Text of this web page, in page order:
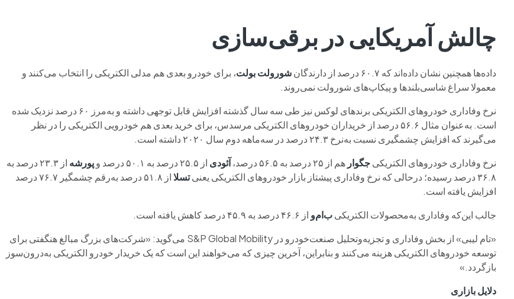
چالش آمریکایی در برقی‌سازی
داده‌ها همچنین نشان داده‌اند که ۶۰.۷ درصد از دارندگان شورولت بولت، برای خودرو بعدی هم مدلی الکتریکی را انتخاب می‌کنند و
معمولا سراغ شاسی‌بلندها و پیکاپ‌های شورولت نمی‌روند.
نرخ وفاداری خودروهای الکتریکی برندهای لوکس نیز طی سه سال گذشته افزایش قابل ‌توجهی داشته و به‌مرز ۶۰ درصد نزدیک شده
است. به‌عنوان‌ مثال ۵۶.۶ درصد از خریداران خودروهای الکتریکی مرسدس، برای خرید بعدی هم خودرویی الکتریکی را در نظر
می‌گیرند که افزایش چشمگیری نسبت به‌نرخ ۲۴.۳ درصد در سه‌ماهه دوم سال ۲۰۲۰ داشته است.
نرخ وفاداری خودروهای الکتریکیجگوار هم از ۲۵ درصد به ۵۶.۵ درصد، آئودی از ۲۵.۵ درصد به ۵۰.۱ درصد و پورشه
از ۲۳.۳ درصد به
۳۶.۸ درصد رسیده؛ درحالی‌ که نرخ وفاداری پیشتاز بازار خودروهای الکتریکی یعنی
تسلا
از ۵۱.۸ درصد به‌رقم چشمگیر ۷۶.۷ درصد
افزایش یافته است.
جالب این‌که وفاداری به‌محصولات الکتریکیب‌ام‌و از ۴۶.۶ درصد به ۴۵.۹ درصد کاهش یافته است.
«تام لیبی» از بخش وفاداری و تجزیه‌وتحلیل صنعت‌خودرو در S&P Global Mobility می‌گوید: «شرکت‌های بزرگ مبالغ هنگفتی برای
توسعه خودروهای الکتریکی هزینه می‌کنند و بنابراین، آخرین چیزی که می‌خواهند این است که یک خریدار خودرو الکتریکی به‌درون‌سوز
بازگردد.»
دلایل بازاری